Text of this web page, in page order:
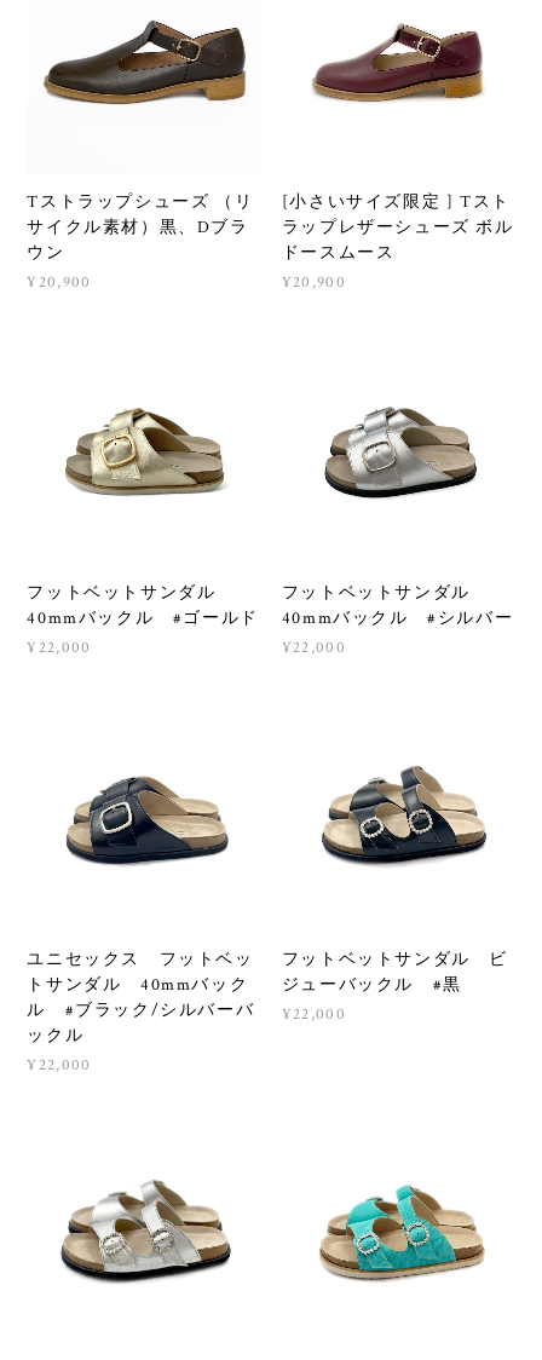
Tストラップシューズ （リ
サイクル素材）黒、Dブラ
ウン
¥20,900
[小さいサイズ限定 ] Tスト
ラップレザーシューズ ボル
ドースムース
¥20,900
フットベットサンダル
40mmバックル #ゴールド
¥22,000
フットベットサンダル
40mmバックル #シルバー
¥22,000
ユニセックス フットベッ
トサンダル 40mmバック
ル #ブラック/シルバーバ
ックル
¥22,000
フットベットサンダル ビ
ジューバックル #黒
¥22,000